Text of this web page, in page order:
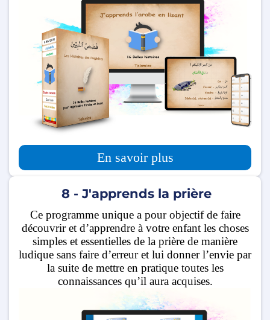
En savoir plus
8 - J'apprends la prière
Ce programme unique a pour objectif de faire
découvrir et d’apprendre à votre enfant les choses
simples et essentielles de la prière de manière
ludique sans faire d’erreur et lui donner l’envie par
la suite de mettre en pratique toutes les
connaissances qu’il aura acquises.